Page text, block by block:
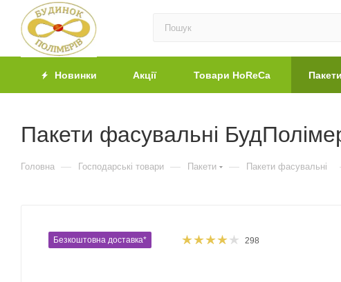
Новинки Акції Товари HoReCa Пакети
Пакети фасувальні
Головна — Господарські товари — Пакети — Пакети фасувальні
Безкоштовна доставка* 298